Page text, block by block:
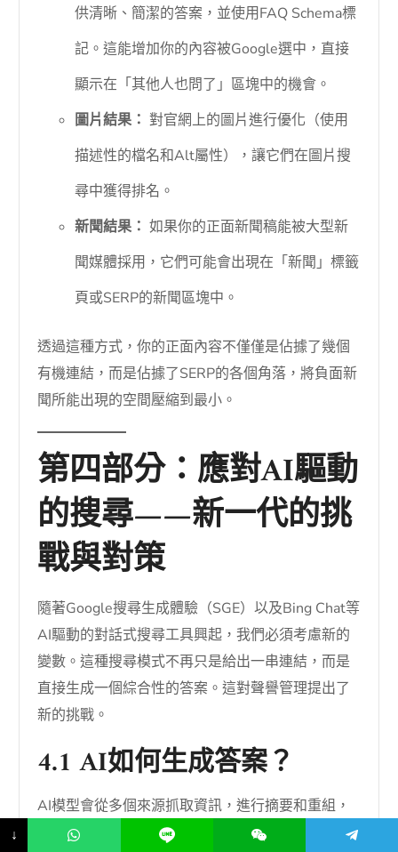
供清晰、簡潔的答案，並使用FAQ Schema標
記。這能增加你的內容被Google選中，直接
顯示在「其他人也問了」區塊中的機會。
圖片結果： 對官網上的圖片進行優化（使用
描述性的檔名和Alt屬性），讓它們在圖片搜
尋中獲得排名。
新聞結果： 如果你的正面新聞稿能被大型新
聞媒體採用，它們可能會出現在「新聞」標籤
頁或SERP的新聞區塊中。
透過這種方式，你的正面內容不僅僅是佔據了幾個
有機連結，而是佔據了SERP的各個角落，將負面新
聞所能出現的空間壓縮到最小。
第四部分：應對AI驅動
的搜尋——新一代的挑
戰與對策
隨著Google搜尋生成體驗（SGE）以及Bing Chat等
AI驅動的對話式搜尋工具興起，我們必須考慮新的
變數。這種搜尋模式不再只是給出一串連結，而是
直接生成一個綜合性的答案。這對聲譽管理提出了
新的挑戰。
4.1 AI如何生成答案？
AI模型會從多個來源抓取資訊，進行摘要和重組，
最終生成一個連貫的答案。它會引用多個來源，但
↓